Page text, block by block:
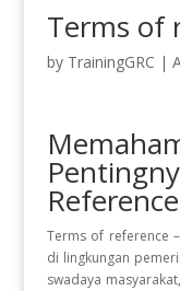
Terms of
by TrainingGRC |
Terms of reference
di lingkungan
swadaya